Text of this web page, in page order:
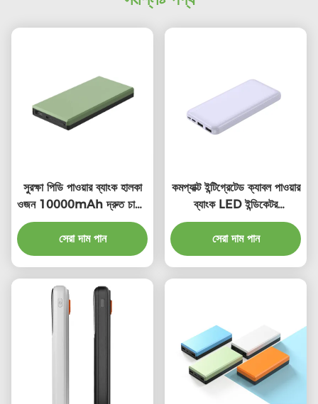
সুরক্ষা পিডি পাওয়ার ব্যাংক হালকা
ওজন 10000mAh দ্রুত চার্জিং
পাওয়ার ব্যাংক চার্জ
সেরা দাম পান
কমপ্যাক্ট ইন্টিগ্রেটেড ক্যাবল পাওয়ার
ব্যাংক LED ইন্ডিকেটর
10000mAh উচ্চ ক্ষমতা সহ
সেরা দাম পান